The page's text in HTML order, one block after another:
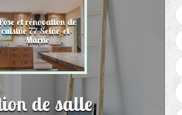
et rénovation de
cuisine 77 Seine-et-
Marne
Plombier, travaux de
de salle